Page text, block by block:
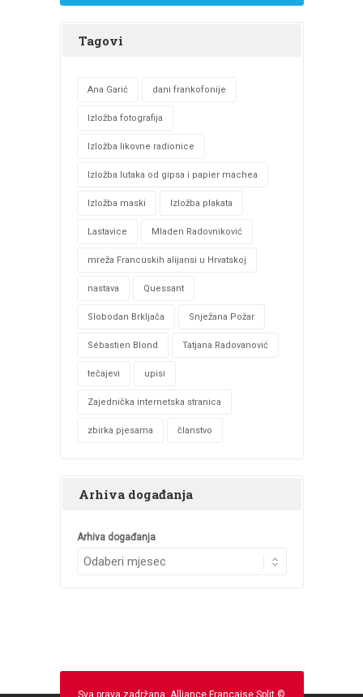
Tagovi
Ana Garić dani frankofonije
Izložba fotografija
Izložba likovne radionice
Izložba lutaka od gipsa i papier machea
Izložba maski Izložba plakata
Lastavice Mladen Radovniković
mreža Francuskih alijansi u Hrvatskoj
nastava Quessant
Slobodan Brkljača Snježana Požar
Sébastien Blond Tatjana Radovanović
tečajevi upisi
Zajednička internetska stranica
zbirka pjesama članstvo
Arhiva događanja
Arhiva događanja
Sva prava zadržana. Alliance Française Split ©